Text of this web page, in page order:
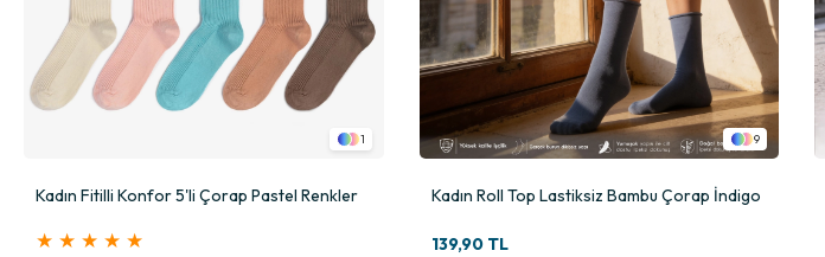
1
Kadın Fitilli Konfor 5'li Çorap Pastel Renkler
★ ★ ★ ★ ★
9
Kadın Roll Top Lastiksiz Bambu Çorap İndigo
139,90 TL